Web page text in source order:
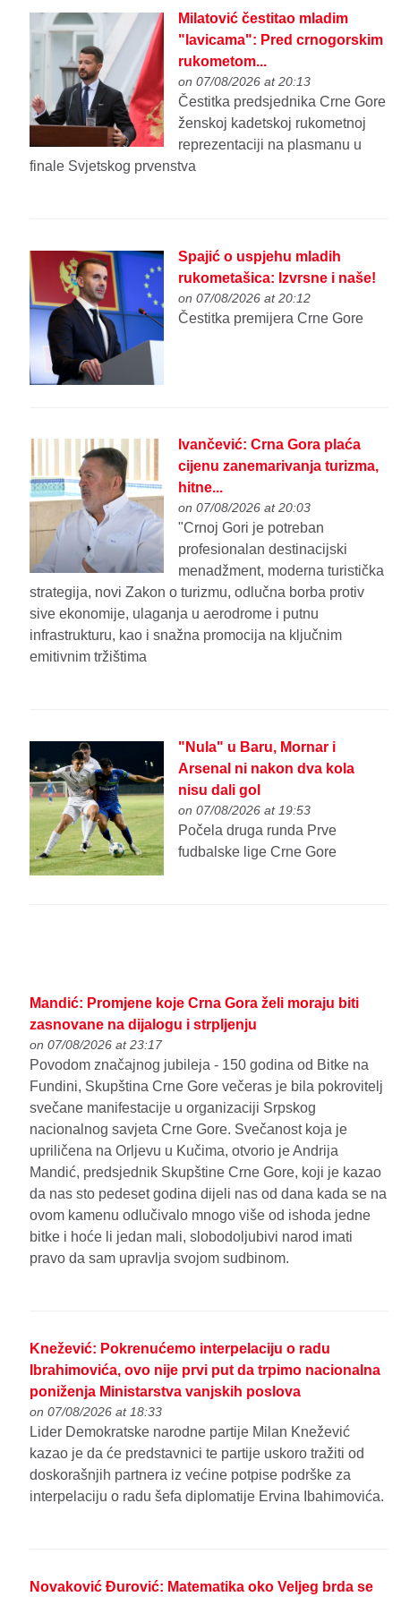
Milatović čestitao mladim
"lavicama": Pred crnogorskim
rukometom...
on 07/08/2026 at 20:13
Čestitka predsjednika Crne Gore
ženskoj kadetskoj rukometnoj
reprezentaciji na plasmanu u
finale Svjetskog prvenstva
Spajić o uspjehu mladih
rukometašica: Izvrsne i naše!
on 07/08/2026 at 20:12
Čestitka premijera Crne Gore
Ivančević: Crna Gora plaća
cijenu zanemarivanja turizma,
hitne...
on 07/08/2026 at 20:03
"Crnoj Gori je potreban
profesionalan destinacijski
menadžment, moderna turistička
strategija, novi Zakon o turizmu, odlučna borba protiv
sive ekonomije, ulaganja u aerodrome i putnu
infrastrukturu, kao i snažna promocija na ključnim
emitivnim tržištima
"Nula" u Baru, Mornar i
Arsenal ni nakon dva kola
nisu dali gol
on 07/08/2026 at 19:53
Počela druga runda Prve
fudbalske lige Crne Gore
Mandić: Promjene koje Crna Gora želi moraju biti
zasnovane na dijalogu i strpljenju
on 07/08/2026 at 23:17
Povodom značajnog jubileja - 150 godina od Bitke na
Fundini, Skupština Crne Gore večeras je bila pokrovitelj
svečane manifestacije u organizaciji Srpskog
nacionalnog savjeta Crne Gore. Svečanost koja je
upriličena na Orljevu u Kučima, otvorio je Andrija
Mandić, predsjednik Skupštine Crne Gore, koji je kazao
da nas sto pedeset godina dijeli nas od dana kada se na
ovom kamenu odlučivalo mnogo više od ishoda jedne
bitke i hoće li jedan mali, slobodoljubivi narod imati
pravo da sam upravlja svojom sudbinom.
Knežević: Pokrenućemo interpelaciju o radu
Ibrahimovića, ovo nije prvi put da trpimo nacionalna
poniženja Ministarstva vanjskih poslova
on 07/08/2026 at 18:33
Lider Demokratske narodne partije Milan Knežević
kazao je da će predstavnici te partije uskoro tražiti od
doskorašnjih partnera iz većine potpise podrške za
interpelaciju o radu šefa diplomatije Ervina Ibahimovića.
Novaković Đurović: Matematika oko Veljeg brda se